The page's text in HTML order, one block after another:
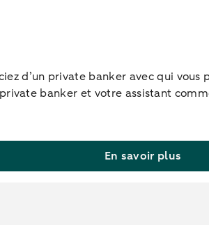
d’un private banker avec qui
banker et votre assistant
En savoir plus